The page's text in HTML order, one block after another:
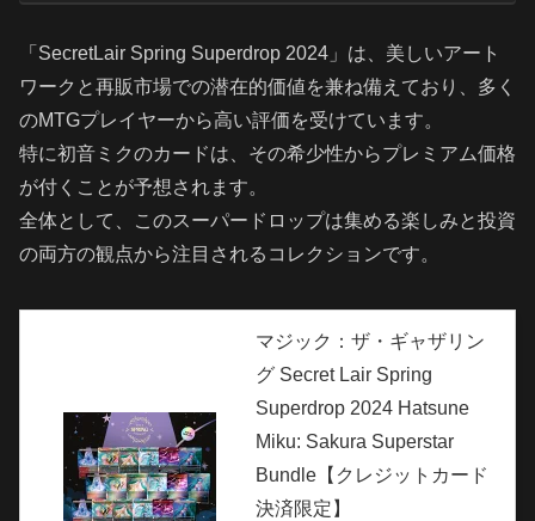
「SecretLair Spring Superdrop 2024」は、美しいアート
ワークと再販市場での潜在的価値を兼ね備えており、多く
のMTGプレイヤーから高い評価を受けています。
特に初音ミクのカードは、その希少性からプレミアム価格
が付くことが予想されます。
全体として、このスーパードロップは集める楽しみと投資
の両方の観点から注目されるコレクションです。
マジック：ザ・ギャザリン
グ Secret Lair Spring
Superdrop 2024 Hatsune
Miku: Sakura Superstar
Bundle【クレジットカード
決済限定】